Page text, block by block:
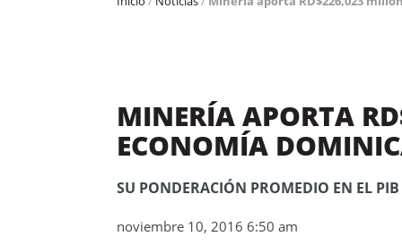
MINERÍA APORTA
ECONOMÍA
SU PONDERACIÓN PROMEDIO EN EL
noviembre 10, 2016 6:50 am